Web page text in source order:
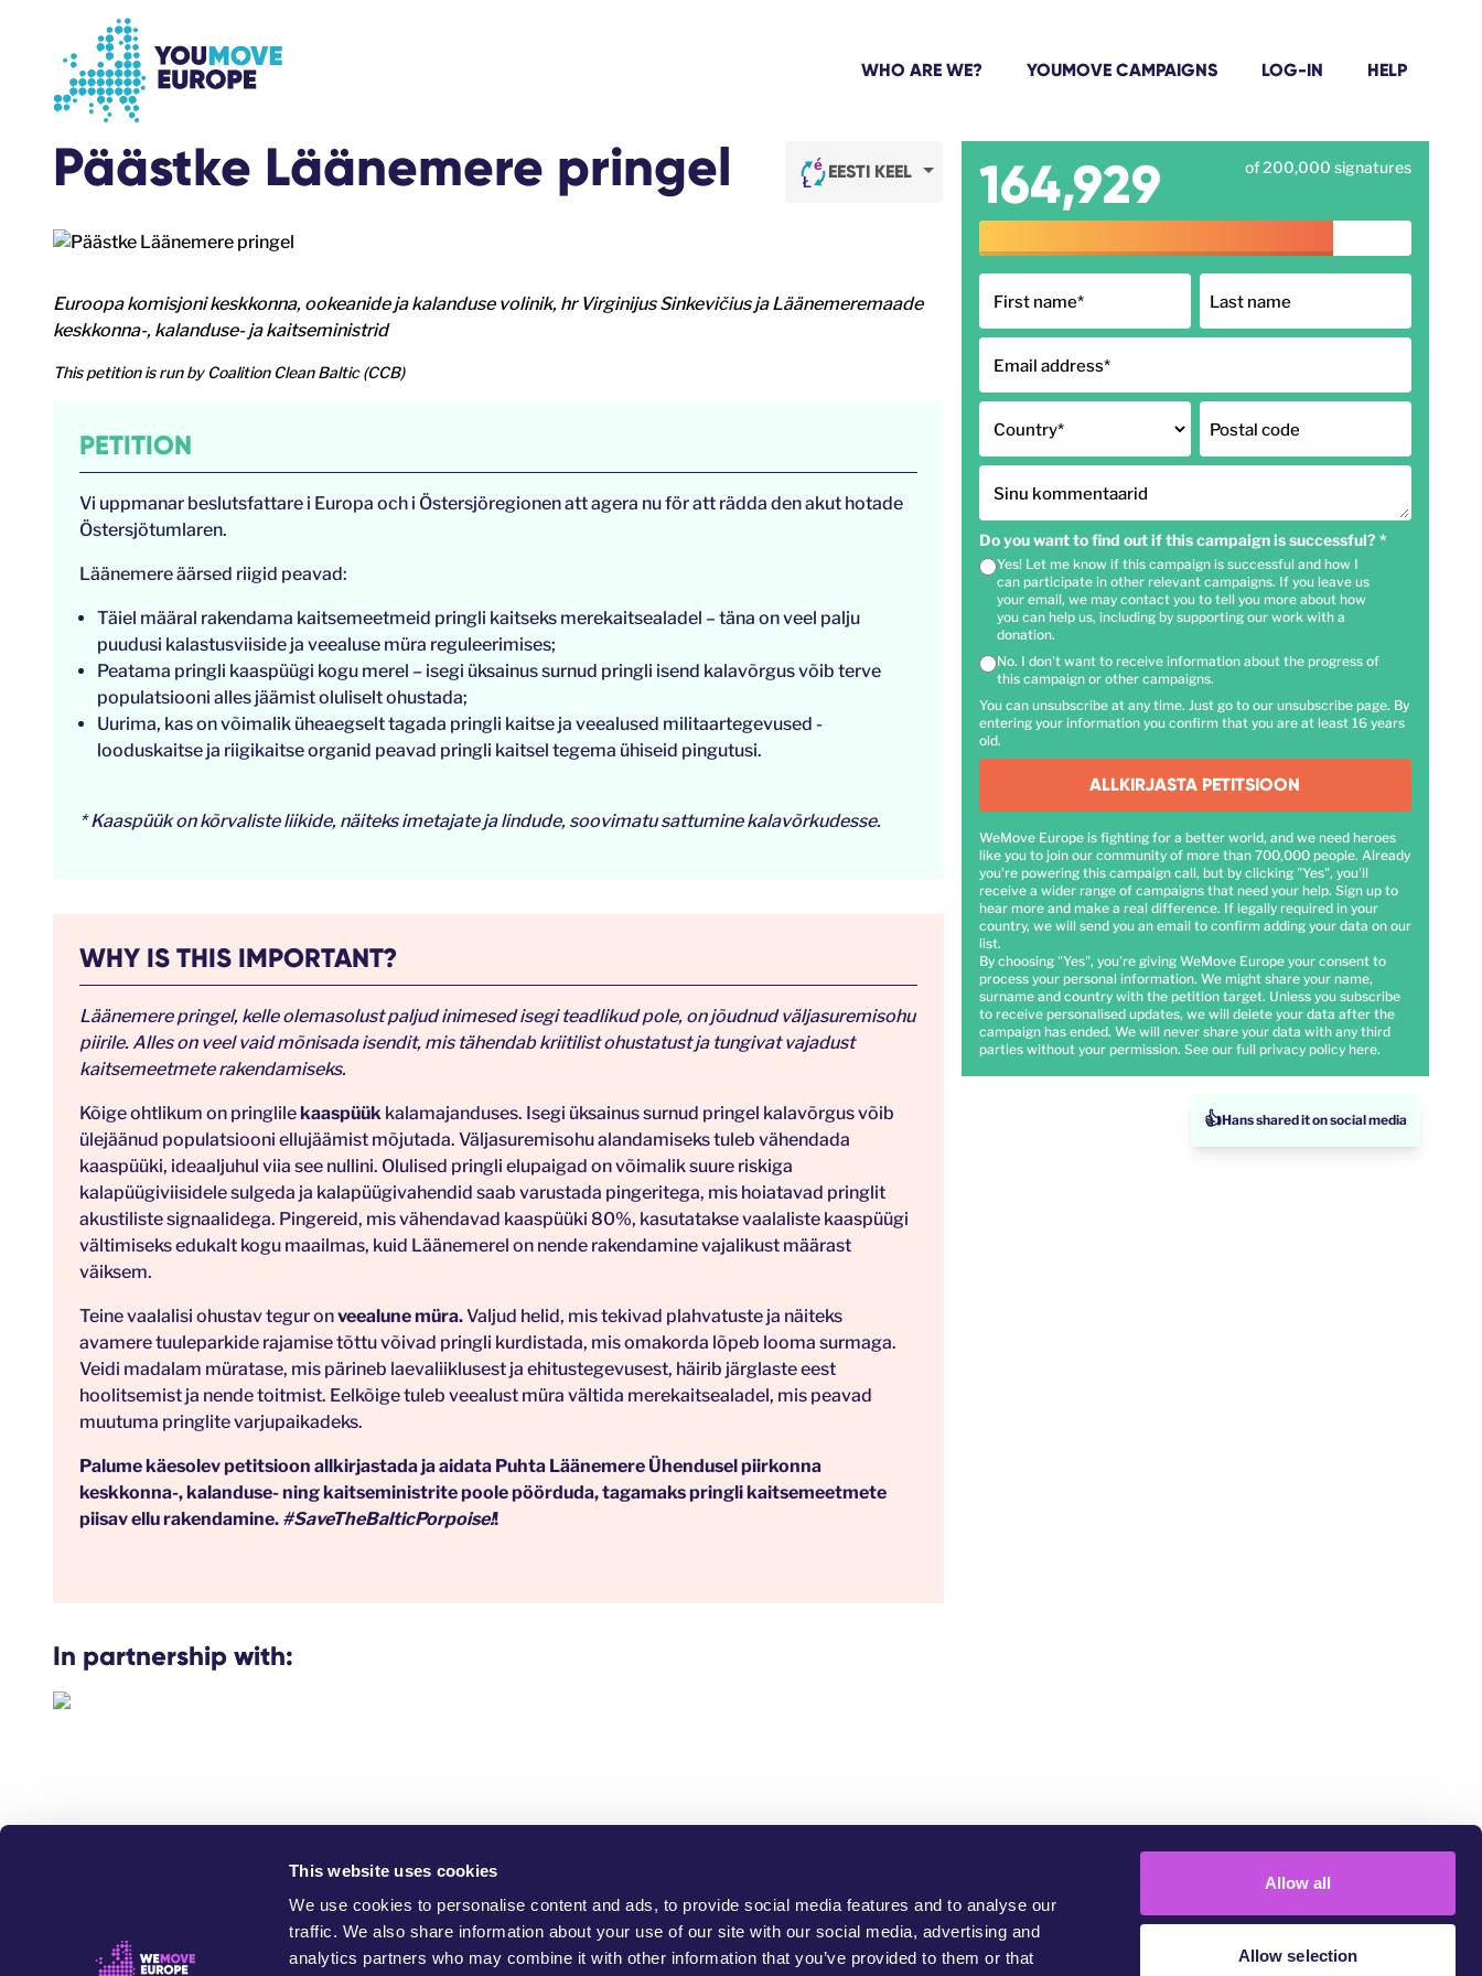
This website uses cookies
We use cookies to personalise content and ads, to provide social media features and to analyse our
traffic. We also share information about your use of our site with our social media, advertising and
analytics partners who may combine it with other information that you’ve provided to them or that
Allow all
Allow selection
WHO ARE WE? YOUMOVE CAMPAIGNS LOG-IN HELP
EESTI KEEL
Päästke Läänemere pringel
Euroopa komisjoni keskkonna, ookeanide ja kalanduse volinik, hr Virginijus Sinkevičius ja Läänemeremaade
keskkonna-, kalanduse- ja kaitseministrid
This petition is run by Coalition Clean Baltic (CCB)
PETITION
Vi uppmanar beslutsfattare i Europa och i Östersjöregionen att agera nu för att rädda den akut hotade
Östersjötumlaren.
Läänemere äärsed riigid peavad:
Täiel määral rakendama kaitsemeetmeid pringli kaitseks merekaitsealadel – täna on veel palju
puudusi kalastusviiside ja veealuse müra reguleerimises;
Peatama pringli kaaspüügi kogu merel – isegi üksainus surnud pringli isend kalavõrgus võib terve
populatsiooni alles jäämist oluliselt ohustada;
Uurima, kas on võimalik üheaegselt tagada pringli kaitse ja veealused militaartegevused -
looduskaitse ja riigikaitse organid peavad pringli kaitsel tegema ühiseid pingutusi.
* Kaaspüük on kõrvaliste liikide, näiteks imetajate ja lindude, soovimatu sattumine kalavõrkudesse.
WHY IS THIS IMPORTANT?
Läänemere pringel, kelle olemasolust paljud inimesed isegi teadlikud pole, on jõudnud väljasuremisohu
piirile. Alles on veel vaid mõnisada isendit, mis tähendab kriitilist ohustatust ja tungivat vajadust
kaitsemeetmete rakendamiseks.
Kõige ohtlikum on pringlile kaaspüük kalamajanduses. Isegi üksainus surnud pringel kalavõrgus võib
ülejäänud populatsiooni ellujäämist mõjutada. Väljasuremisohu alandamiseks tuleb vähendada
kaaspüüki, ideaaljuhul viia see nullini. Olulised pringli elupaigad on võimalik suure riskiga
kalapüügiviisidele sulgeda ja kalapüügivahendid saab varustada pingeritega, mis hoiatavad pringlit
akustiliste signaalidega. Pingereid, mis vähendavad kaaspüüki 80%, kasutatakse vaalaliste kaaspüügi
vältimiseks edukalt kogu maailmas, kuid Läänemerel on nende rakendamine vajalikust määrast
väiksem.
Teine vaalalisi ohustav tegur onveealune müra.Valjud helid, mis tekivad plahvatuste ja näiteks
avamere tuuleparkide rajamise tõttu võivad pringli kurdistada, mis omakorda lõpeb looma surmaga.
Veidi madalam müratase, mis pärineb laevaliiklusest ja ehitustegevusest, häirib järglaste eest
hoolitsemist ja nende toitmist. Eelkõige tuleb veealust müra vältida merekaitsealadel, mis peavad
muutuma pringlite varjupaikadeks.
Palume käesolev petitsioon allkirjastada ja aidata Puhta Läänemere Ühendusel piirkonna
keskkonna-, kalanduse- ning kaitseministrite poole pöörduda, tagamaks pringli kaitsemeetmete
piisav ellu rakendamine. #SaveTheBalticPorpoise!!
In partnership with:
164,929 of 200,000 signatures
First name* Last name
Email address*
Country* Postal code
Sinu kommentaarid
Do you want to find out if this campaign is successful? *
Yes! Let me know if this campaign is successful and how I
can participate in other relevant campaigns. If you leave us
your email, we may contact you to tell you more about how
you can help us, including by supporting our work with a
donation.
No. I don't want to receive information about the progress of
this campaign or other campaigns.
You can unsubscribe at any time. Just go to our unsubscribe page. By
entering your information you confirm that you are at least 16 years
old.
ALLKIRJASTA PETITSIOON
WeMove Europe is fighting for a better world, and we need heroes
like you to join our community of more than 700,000 people. Already
you're powering this campaign call, but by clicking "Yes", you'll
receive a wider range of campaigns that need your help. Sign up to
hear more and make a real difference. If legally required in your
country, we will send you an email to confirm adding your data on our
list.
By choosing "Yes", you're giving WeMove Europe your consent to
process your personal information. We might share your name,
surname and country with the petition target. Unless you subscribe
to receive personalised updates, we will delete your data after the
campaign has ended. We will never share your data with any third
parties without your permission. See our full privacy policy here.
👍Hans shared it on social media
Who Are We?
This website exists to promote positive social change, to protect the environment and to challenge injustice.